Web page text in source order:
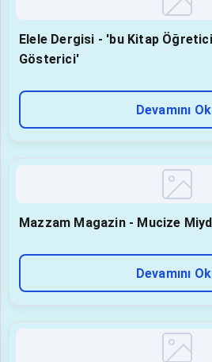
Elele Dergisi - 'bu Kitap Öğretici Değil, Yol
Gösterici'
Devamını
Mazzam Magazin - Mucize
Devamını